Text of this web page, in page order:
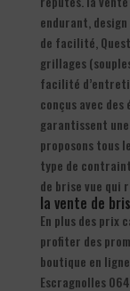
endurant,
de facilité,
grillages
facilité
conçus avec
garantissent
proposons tous
type de
de brise vue qui
la vente de
En plus des prix
profiter des
boutique en
Escragnolles